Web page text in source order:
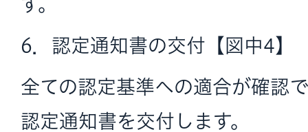
す。
6．認定通知書の交付【図中4】
全ての認定基準への適合が確認
認定通知書を交付します。